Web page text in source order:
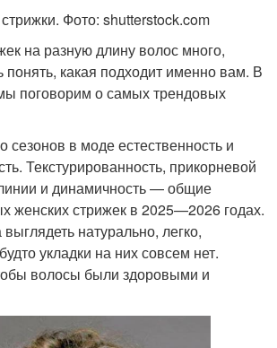
Фото: shutterstock.com
на разную длину волос много,
какая подходит именно вам. В
поговорим о самых трендовых
сезонов в моде естественность и
Текстурированность, прикорневой
и динамичность — общие
женских стрижек в 2025—2026 годах.
натурально, легко,
укладки на них совсем нет.
волосы были здоровыми и